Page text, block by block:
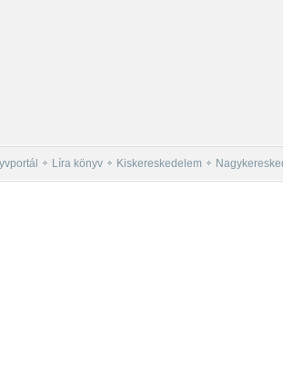
Líra könyv Kiskereskedelem